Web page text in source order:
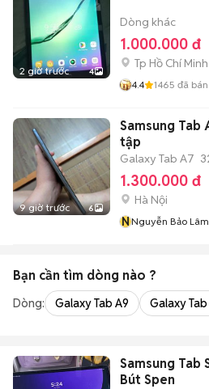
2 giờ trước 4
Dòng khác
1.000.000 đ
Tp Hồ Chí Minh
4.4 1465 đã bán
9 giờ trước 6
Samsung Tab
tập
Galaxy Tab A7
1.300.000 đ
Hà Nội
NNguyễn Bảo Lâm
Bạn cần tìm dòng nào ?
Dòng: Galaxy Tab A9 Galaxy Tab
Samsung Tab
Bút Spen